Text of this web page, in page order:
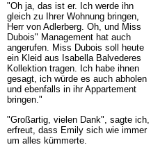
"Oh ja, das ist er. Ich werde ihn
gleich zu Ihrer Wohnung bringen,
Herr von Adlerberg. Oh, und Miss
Dubois" Management hat auch
angerufen. Miss Dubois soll heute
ein Kleid aus Isabella Balvederes
Kollektion tragen. Ich habe ihnen
gesagt, ich würde es auch abholen
und ebenfalls in ihr Appartement
bringen."
"Großartig, vielen Dank", sagte ich,
erfreut, dass Emily sich wie immer
um alles kümmerte.